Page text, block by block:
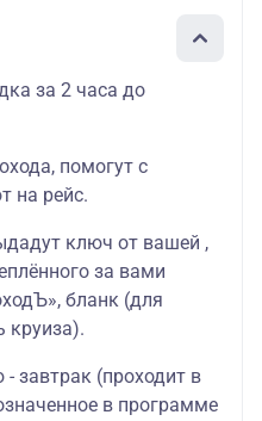
за 2 часа до
помогут с
на рейс.
ключ от вашей ,
за вами
бланк (для
круиза).
завтрак (проходит в
в программе